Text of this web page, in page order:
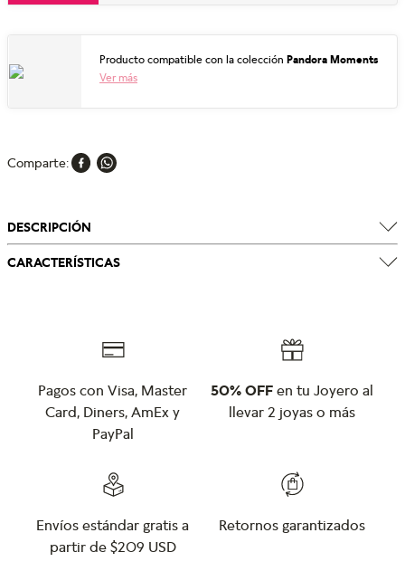
Producto compatible con la colección Pandora Moments
Ver más
Comparte
DESCRIPCIÓN
CARACTERÍSTICAS
Pagos con Visa, Master
Card, Diners, AmEx y
PayPal
50% OFF en tu Joyero al
llevar 2 joyas o más
Envíos estándar gratis a
partir de $209 USD
Retornos garantizados